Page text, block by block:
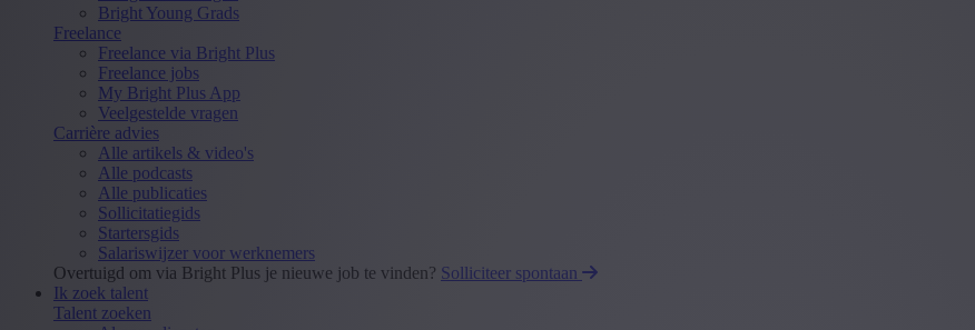
Bright Young Grads
Freelance
Freelance via Bright Plus
Freelance jobs
My Bright Plus App
Veelgestelde vragen
Carrière advies
Alle artikels & video's
Alle podcasts
Alle publicaties
Sollicitatiegids
Startersgids
Salariswijzer voor werknemers
Overtuigd om via Bright Plus je nieuwe job te vinden? Solliciteer spontaan
Ik zoek talent
Talent zoeken